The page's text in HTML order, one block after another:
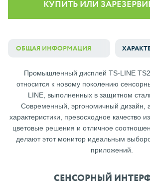
КУПИТЬ ИЛИ
ОБЩАЯ ИНФОРМАЦИЯ
Промышленный дисплей TS-LINE
относится к новому поколению
LINE, выполненных в защитном
Современный, эргономичный дизайн,
характеристики, превосходное качество
цветовые решения и отличное
делают этот монитор идеальным
приложений.
СЕНСОРНЫЙ